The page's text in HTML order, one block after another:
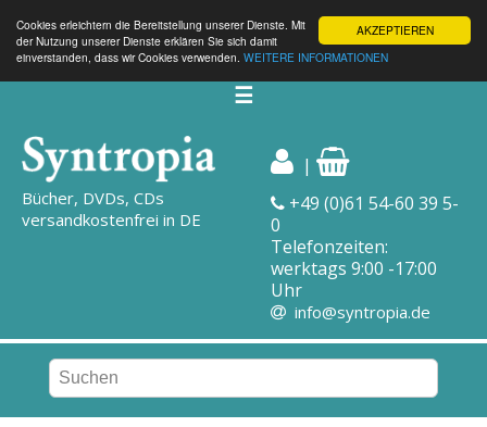
AKZEPTIEREN
Cookies erleichtern die Bereitstellung unserer Dienste. Mit
der Nutzung unserer Dienste erklären Sie sich damit
einverstanden, dass wir Cookies verwenden. WEITERE INFORMATIONEN
☰
Bücher, DVDs, CDs
versandkostenfrei in DE
|
+49 (0)61 54-60 39 5-
0
Telefonzeiten:
werktags 9:00 -17:00
Uhr
info@syntropia.de